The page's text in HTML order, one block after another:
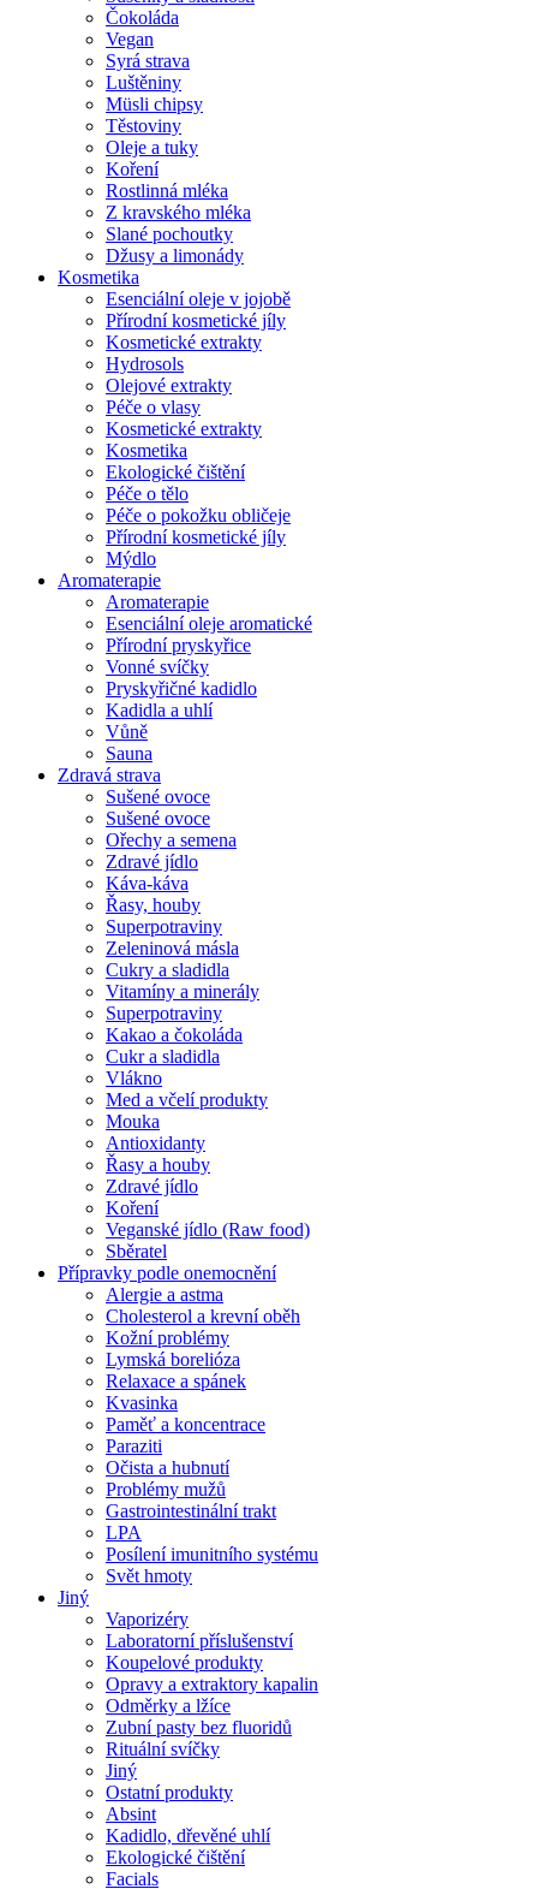
Čokoláda
Vegan
Syrá strava
Luštěniny
Müsli chipsy
Těstoviny
Oleje a tuky
Koření
Rostlinná mléka
Z kravského mléka
Slané pochoutky
Džusy a limonády
Kosmetika
Esenciální oleje v jojobě
Přírodní kosmetické jíly
Kosmetické extrakty
Hydrosols
Olejové extrakty
Péče o vlasy
Kosmetické extrakty
Kosmetika
Ekologické čištění
Péče o tělo
Péče o pokožku obličeje
Přírodní kosmetické jíly
Mýdlo
Aromaterapie
Aromaterapie
Esenciální oleje aromatické
Přírodní pryskyřice
Vonné svíčky
Pryskyřičné kadidlo
Kadidla a uhlí
Vůně
Sauna
Zdravá strava
Sušené ovoce
Sušené ovoce
Ořechy a semena
Zdravé jídlo
Káva-káva
Řasy, houby
Superpotraviny
Zeleninová másla
Cukry a sladidla
Vitamíny a minerály
Superpotraviny
Kakao a čokoláda
Cukr a sladidla
Vlákno
Med a včelí produkty
Mouka
Antioxidanty
Řasy a houby
Zdravé jídlo
Koření
Veganské jídlo (Raw food)
Sběratel
Přípravky podle onemocnění
Alergie a astma
Cholesterol a krevní oběh
Kožní problémy
Lymská borelióza
Relaxace a spánek
Kvasinka
Paměť a koncentrace
Paraziti
Očista a hubnutí
Problémy mužů
Gastrointestinální trakt
LPA
Posílení imunitního systému
Svět hmoty
Jiný
Vaporizéry
Laboratorní příslušenství
Koupelové produkty
Opravy a extraktory kapalin
Odměrky a lžíce
Zubní pasty bez fluoridů
Rituální svíčky
Jiný
Ostatní produkty
Absint
Kadidlo, dřevěné uhlí
Ekologické čištění
Facials